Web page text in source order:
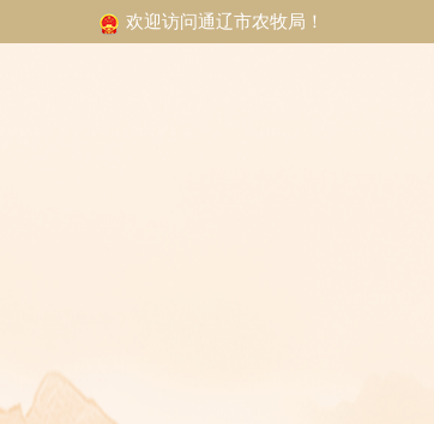
欢迎访问通辽市农牧局！